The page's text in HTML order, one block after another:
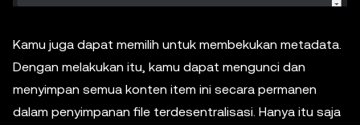
Kamu juga dapat memilih untuk membekukan metadata.
Dengan melakukan itu, kamu dapat mengunci dan
menyimpan semua konten item ini secara permanen
dalam penyimpanan file terdesentralisasi. Hanya itu saja